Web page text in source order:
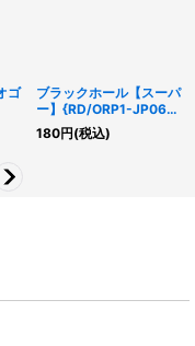
ゴ
ブラックホール【スーパ
ー】{RD/ORP1-JP069}
《RD魔法》
180円(税込)